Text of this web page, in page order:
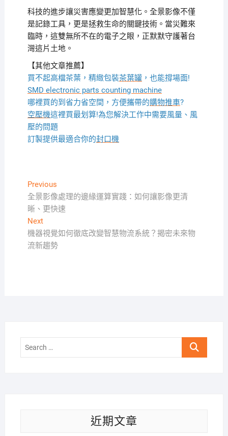
科技的進步讓災害應變更加智慧化。全景影像不僅
是記錄工具，更是拯救生命的關鍵技術。當災難來
臨時，這雙無所不在的電子之眼，正默默守護著台
灣這片土地。
【其他文章推薦】
買不起高檔茶葉，精緻包裝茶葉罐，也能撐場面!
SMD electronic parts counting machine
哪裡買的到省力省空間，方便攜帶的購物推車?
空壓機這裡買最划算!為您解決工作中需要風量、風
壓的問題
訂製提供最適合你的封口機
文
章
導
覽
PreviousPrevious
post:
全景影像處理的邊緣運算實踐：如何讓影像更清
晰、更快速
NextNext
post:
機器視覺如何徹底改變智慧物流系統？揭密未來物
流新趨勢
Search
近期文章